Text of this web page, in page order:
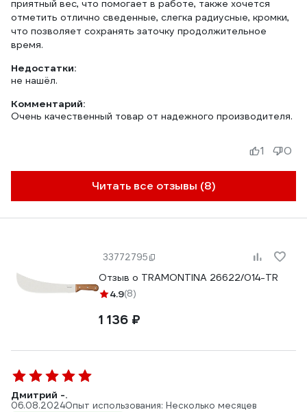
приятный вес, что помогает в работе, также хочется
отметить отлично сведенные, слегка радиусные, кромки,
что позволяет сохранять заточку продолжительное
время.
Недостатки:
не нашёл.
Комментарий:
Очень качественный товар от надежного производителя.
Читать все отзывы (8)
1 0
33772795
Отзыв о TRAMONTINA 26622/014-TR
4.9(8)
1 136 ₽
Дмитрий -.
06.08.2024Опыт использования: Несколько месяцев